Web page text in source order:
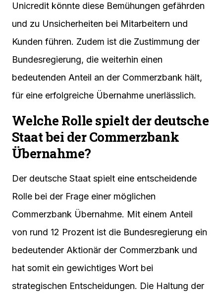
Unicredit könnte diese Bemühungen gefährden
und zu Unsicherheiten bei Mitarbeitern und
Kunden führen. Zudem ist die Zustimmung der
Bundesregierung, die weiterhin einen
bedeutenden Anteil an der Commerzbank hält,
für eine erfolgreiche Übernahme unerlässlich.
Welche Rolle spielt der deutsche
Staat bei der Commerzbank
Übernahme?
Der deutsche Staat spielt eine entscheidende
Rolle bei der Frage einer möglichen
Commerzbank Übernahme. Mit einem Anteil
von rund 12 Prozent ist die Bundesregierung ein
bedeutender Aktionär der Commerzbank und
hat somit ein gewichtiges Wort bei
strategischen Entscheidungen. Die Haltung der